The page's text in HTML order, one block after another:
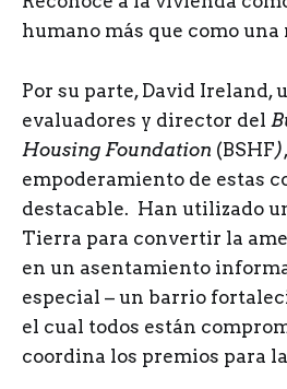
humano más que como una
Por su parte, David Ireland,
evaluadores y director del
Housing Foundation (BSHF)
empoderamiento de estas
destacable. Han utilizado
Tierra para convertir la
en un asentamiento
especial – un barrio
el cual todos están
coordina los premios para